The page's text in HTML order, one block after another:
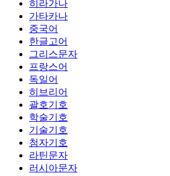
히라가나
가타카나
중국어
한글고어
그리스문자
프랑스어
독일어
히브리어
괄호기호
학술기호
기술기호
첨자기호
라틴문자
러시아문자